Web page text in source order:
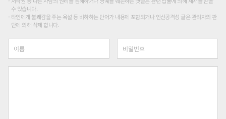
수 있습니다.
타인에게 불쾌감을 주는 욕설 등 비하하는 단어가 내용에 포함되거나 인신공격성 글은 관리자의 판
단에 의해 삭제 합니다.